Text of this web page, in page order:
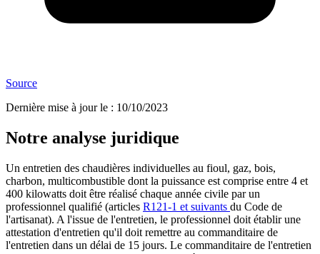
Source
Dernière mise à jour le : 10/10/2023
Notre analyse juridique
Un entretien des chaudières individuelles au fioul, gaz, bois,
charbon, multicombustible dont la puissance est comprise entre 4 et
400 kilowatts doit être réalisé chaque année civile par un
professionnel qualifié (articles R121-1 et suivants du Code de
l'artisanat). A l'issue de l'entretien, le professionnel doit établir une
attestation d'entretien qu'il doit remettre au commanditaire de
l'entretien dans un délai de 15 jours. Le commanditaire de l'entretien